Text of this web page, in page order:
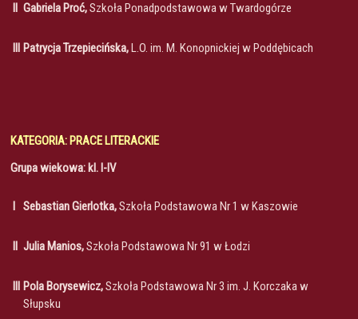
II Gabriela Proć,Szkoła Ponadpodstawowa w Twardogórze
III Patrycja Trzepiecińska,L.O. im. M. Konopnickiej w Poddębicach
KATEGORIA: PRACE LITERACKIE
Grupa wiekowa: kl. I-IV
I Sebastian Gierlotka,Szkoła Podstawowa Nr 1 w Kaszowie
II Julia Manios,Szkoła Podstawowa Nr 91 w Łodzi
III Pola Borysewicz,Szkoła Podstawowa Nr 3 im. J. Korczaka w
Słupsku